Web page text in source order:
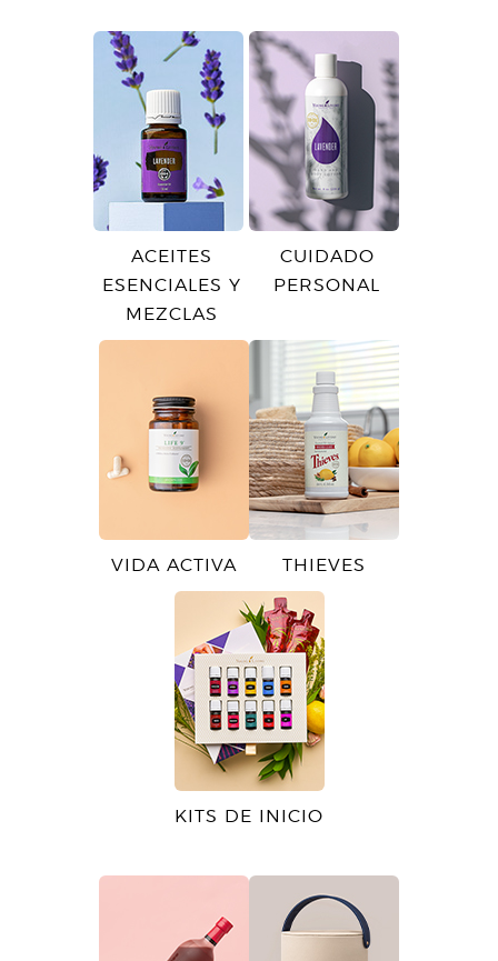
ACEITES
ESENCIALES Y
MEZCLAS
CUIDADO
PERSONAL
VIDA ACTIVA THIEVES
KITS DE INICIO